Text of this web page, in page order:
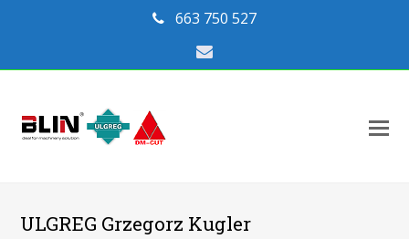
663 750 527
Email
ULGREG Grzegorz Kugler